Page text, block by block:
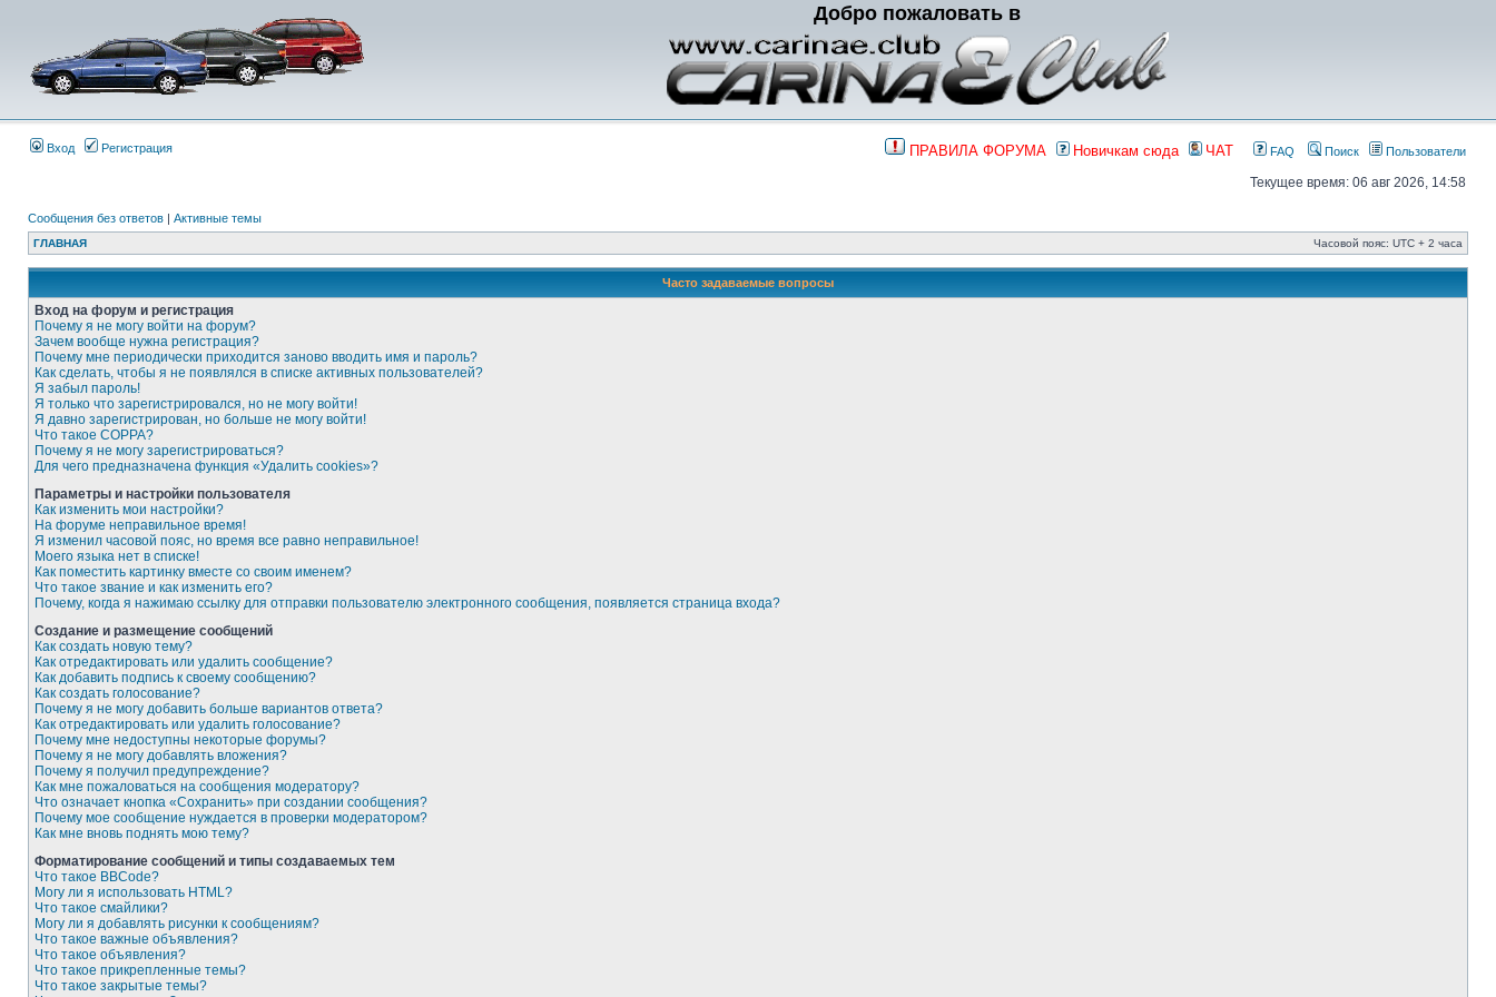
Добро пожаловать в
Вход Регистрация ПРАВИЛА ФОРУМА Новичкам сюда ЧАТ FAQ Поиск Пользователи
Текущее время: 06 авг 2026, 14:58
Сообщения без ответов | Активные темы
ГЛАВНАЯ Часовой пояс: UTC + 2 часа
Часто задаваемые вопросы
Вход на форум и регистрация
Почему я не могу войти на форум?
Зачем вообще нужна регистрация?
Почему мне периодически приходится заново вводить имя и пароль?
Как сделать, чтобы я не появлялся в списке активных пользователей?
Я забыл пароль!
Я только что зарегистрировался, но не могу войти!
Я давно зарегистрирован, но больше не могу войти!
Что такое COPPA?
Почему я не могу зарегистрироваться?
Для чего предназначена функция «Удалить cookies»?
Параметры и настройки пользователя
Как изменить мои настройки?
На форуме неправильное время!
Я изменил часовой пояс, но время все равно неправильное!
Моего языка нет в списке!
Как поместить картинку вместе со своим именем?
Что такое звание и как изменить его?
Почему, когда я нажимаю ссылку для отправки пользователю электронного сообщения, появляется страница входа?
Создание и размещение сообщений
Как создать новую тему?
Как отредактировать или удалить сообщение?
Как добавить подпись к своему сообщению?
Как создать голосование?
Почему я не могу добавить больше вариантов ответа?
Как отредактировать или удалить голосование?
Почему мне недоступны некоторые форумы?
Почему я не могу добавлять вложения?
Почему я получил предупреждение?
Как мне пожаловаться на сообщения модератору?
Что означает кнопка «Сохранить» при создании сообщения?
Почему мое сообщение нуждается в проверки модератором?
Как мне вновь поднять мою тему?
Форматирование сообщений и типы создаваемых тем
Что такое BBCode?
Могу ли я использовать HTML?
Что такое смайлики?
Могу ли я добавлять рисунки к сообщениям?
Что такое важные объявления?
Что такое объявления?
Что такое прикрепленные темы?
Что такое закрытые темы?